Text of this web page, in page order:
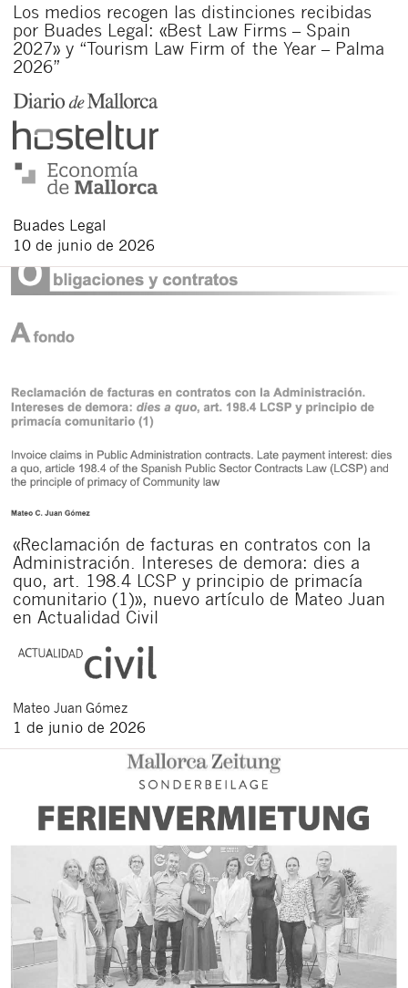
Los medios recogen las distinciones recibidas
por Buades Legal: «Best Law Firms – Spain
2027» y “Tourism Law Firm of the Year – Palma
2026”
Buades Legal
10 de junio de 2026
«Reclamación de facturas en contratos con la
Administración. Intereses de demora: dies a
quo, art. 198.4 LCSP y principio de primacía
comunitario (1)», nuevo artículo de Mateo Juan
en Actualidad Civil
Mateo Juan Gómez
1 de junio de 2026